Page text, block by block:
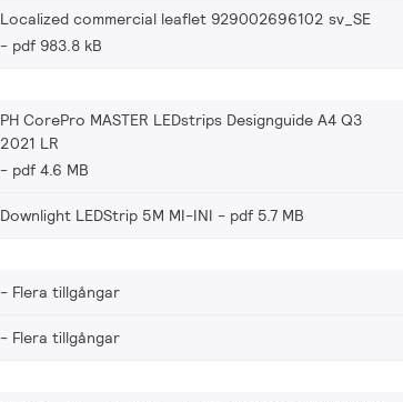
Localized commercial leaflet 929002696102 sv_SE
pdf 983.8 kB
PH CorePro MASTER LEDstrips Designguide A4 Q3
2021 LR
pdf 4.6 MB
Downlight LEDStrip 5M MI-INI pdf 5.7 MB
Flera tillgångar
Flera tillgångar